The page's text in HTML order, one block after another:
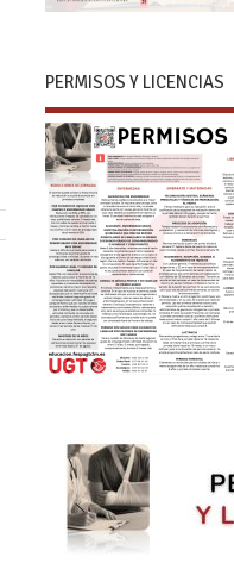
PERMISOS Y LICENCIAS